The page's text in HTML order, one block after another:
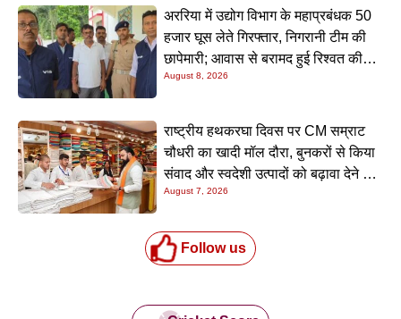
अररिया में उद्योग विभाग के महाप्रबंधक 50
हजार घूस लेते गिरफ्तार, निगरानी टीम की
छापेमारी; आवास से बरामद हुई रिश्वत की
रकम
August 8, 2026
राष्ट्रीय हथकरघा दिवस पर CM सम्राट
चौधरी का खादी मॉल दौरा, बुनकरों से किया
संवाद और स्वदेशी उत्पादों को बढ़ावा देने की
अपील
August 7, 2026
Follow us